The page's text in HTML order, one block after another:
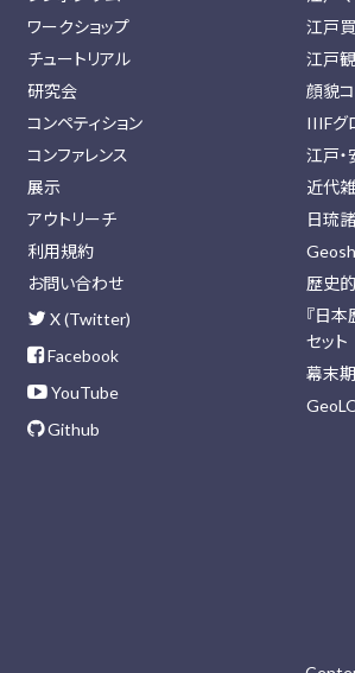
ワークショップ
チュートリアル
研究会
コンペティション
コンファレンス
展示
アウトリーチ
利用規約
お問い合わせ
X (Twitter)
Facebook
YouTube
Github
江戸
江戸
顔貌
IIIFグ
江戸
近代
日琉
歴史
『日
セット
幕末